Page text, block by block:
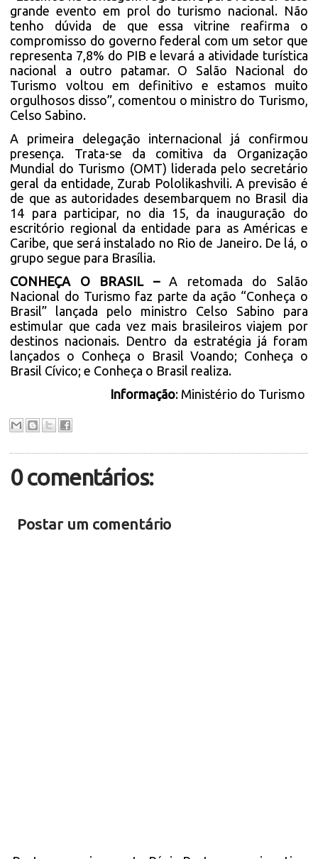
grande evento em prol do turismo nacional. Não
tenho dúvida de que essa vitrine reafirma o
compromisso do governo federal com um setor que
representa 7,8% do PIB e levará a atividade turística
nacional a outro patamar. O Salão Nacional do
Turismo voltou em definitivo e estamos muito
orgulhosos disso”, comentou o ministro do Turismo,
Celso Sabino.
A primeira delegação internacional já confirmou
presença. Trata-se da comitiva da Organização
Mundial do Turismo (OMT) liderada pelo secretário
geral da entidade, Zurab Pololikashvili. A previsão é
de que as autoridades desembarquem no Brasil dia
14 para participar, no dia 15, da inauguração do
escritório regional da entidade para as Américas e
Caribe, que será instalado no Rio de Janeiro. De lá, o
grupo segue para Brasília.
CONHEÇA O BRASIL –A retomada do Salão
Nacional do Turismo faz parte da ação “Conheça o
Brasil” lançada pelo ministro Celso Sabino para
estimular que cada vez mais brasileiros viajem por
destinos nacionais. Dentro da estratégia já foram
lançados o Conheça o Brasil Voando; Conheça o
Brasil Cívico; e Conheça o Brasil realiza.
Informação: Ministério do Turismo
0 comentários:
Postar um comentário